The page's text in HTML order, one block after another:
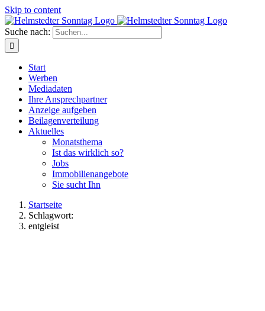
Skip to content
Suche nach:
Start
Werben
Mediadaten
Ihre Ansprechpartner
Anzeige aufgeben
Beilagenverteilung
Aktuelles
Monatsthema
Ist das wirklich so?
Jobs
Immobilienangebote
Sie sucht Ihn
Startseite
Schlagwort:
entgleist